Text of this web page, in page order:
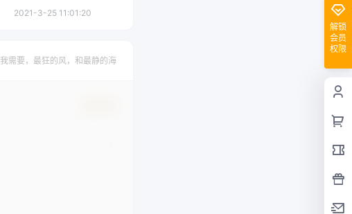
2021-3-25 11:01:20
我需要，最狂的风，和最静的海
解锁
会员
权限